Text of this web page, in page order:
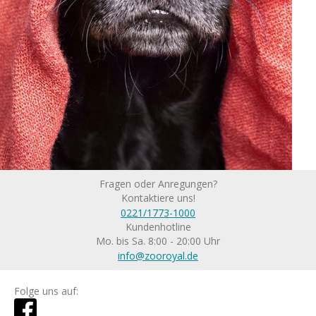
Fragen oder Anregungen?
Kontaktiere uns!
0221/1773-1000
Kundenhotline
Mo. bis Sa. 8:00 - 20:00 Uhr
info@zooroyal.de
Folge uns auf: